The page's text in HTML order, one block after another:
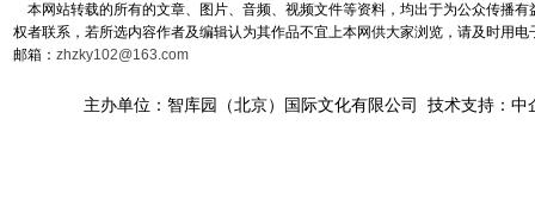
本网站转载的所有的文章、图片、音频、视频文件等资料，均出于为公众传播
权者联系，若所选内容作者及编辑认为其作品不宜上本网供大家浏览，请及时用
邮箱： zhzky102@163.com
主办单位：智库园（北京）国际文化有限公司 技术支持：